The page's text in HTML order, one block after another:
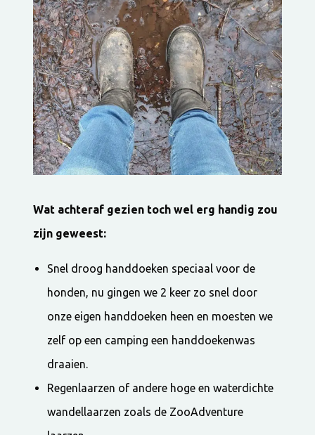
Wat achteraf gezien toch wel erg handig zou
zijn geweest:
Snel droog handdoeken speciaal voor de
honden, nu gingen we 2 keer zo snel door
onze eigen handdoeken heen en moesten we
zelf op een camping een handdoekenwas
draaien.
Regenlaarzen of andere hoge en waterdichte
wandellaarzen zoals de ZooAdventure